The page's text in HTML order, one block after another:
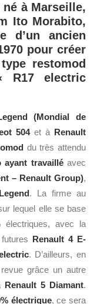
à Marseille,
Ito Morabito,
d’un ancien
pour créer
restomod
electric
(Mondial de
504et à Renault
du très attendu
ayant travailléavec
– Renault Group),
. La firme au
lequel elle se base
électriques, avec la
Renault 4 E-
. D’ailleurs, en
grâce un autre
Renault 5 Diamant.
électrique, ce sera